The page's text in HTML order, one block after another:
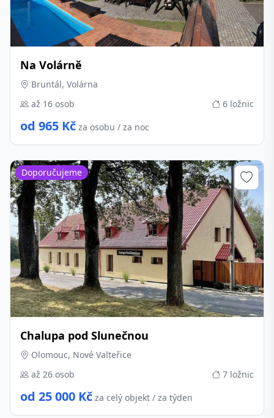
Na Volárně
Bruntál, Volárna
až 16 osob
6 ložnic
od 965 Kč za osobu / za noc
Chalupa pod Slunečnou
Olomouc, Nové Valteřice
až 26 osob
7 ložnic
od 25 000 Kč za celý objekt / za týden
Doporučujeme